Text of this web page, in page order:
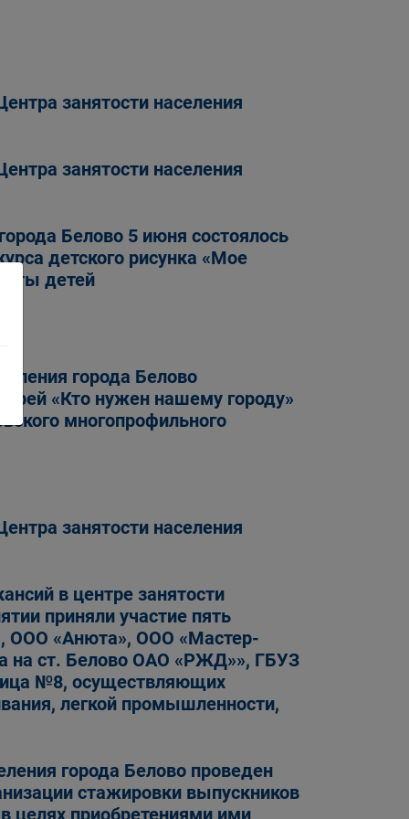
занятости населения
занятости населения
Белово 5 июня состоялось
детского рисунка «Мое
детей
города Белово
«Кто нужен нашему городу»
многопрофильного
занятости населения
в центре занятости
приняли участие пять
ООО «Анюта», ООО «Мастер-
на ст. Белово ОАО «РЖД»», ГБУЗ
№8, осуществляющих
легкой промышленности,
города Белово проведен
стажировки выпускников
целях приобретениями ими